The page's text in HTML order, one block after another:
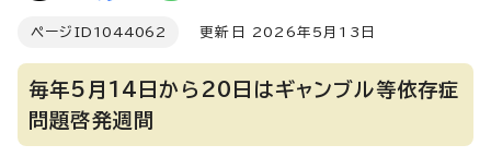
ページID 1044062 更新日 2026年5月13日
毎年5月14日から20日はギャンブル等依存症
問題啓発週間